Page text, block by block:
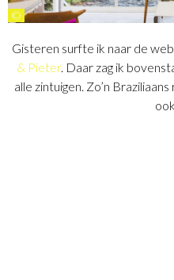
©
Gisteren surfte ik naar de
& Pieter. Daar zag ik
alle zintuigen. Zo’n